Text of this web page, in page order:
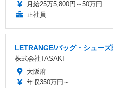
月給25万5,800円～50万円
正社員
LETRANGE/バッグ・シュー
株式会社TASAKI
大阪府
年収350万円～